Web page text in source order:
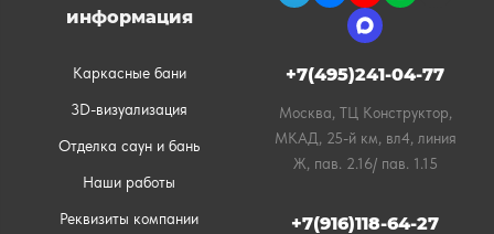
информация
Каркасные бани
3D-визуализация
Отделка саун и бань
Наши работы
Реквизиты компании
+7(495)241-04-77
Москва, ТЦ Конструктор,
МКАД, 25-й км, вл4, линия
Ж, пав. 2.16/ пав. 1.15
+7(916)118-64-27